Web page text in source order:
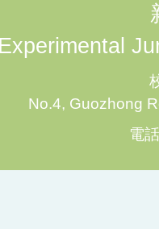
No.4, Guozhong
電